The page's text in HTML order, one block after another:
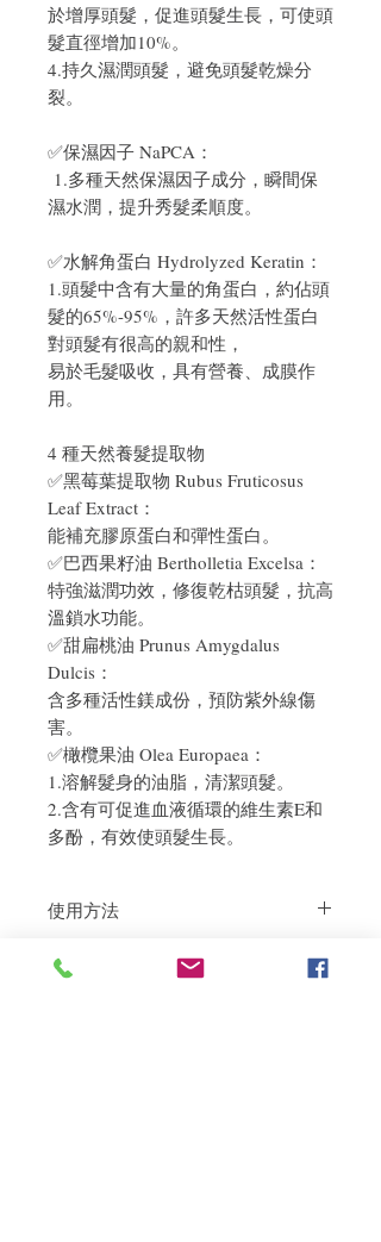
於增厚頭髮，促進頭髮生長，可使頭
髮直徑增加10%。
4.持久濕潤頭髮，避免頭髮乾燥分
裂。
✅保濕因子 NaPCA：
1.多種天然保濕因子成分，瞬間保
濕水潤，提升秀髮柔順度。
✅水解角蛋白 Hydrolyzed Keratin：
1.頭髮中含有大量的角蛋白，約佔頭
髮的65%-95%，許多天然活性蛋白
對頭髮有很高的親和性，
易於毛髮吸收，具有營養、成膜作
用。
4 種天然養髮提取物
✅黑莓葉提取物 Rubus Fruticosus
Leaf Extract：
能補充膠原蛋白和彈性蛋白。
✅巴西果籽油 Bertholletia Excelsa：
特強滋潤功效，修復乾枯頭髮，抗高
溫鎖水功能。
✅甜扁桃油 Prunus Amygdalus
Dulcis：
含多種活性鎂成份，預防紫外線傷
害。
✅橄欖果油 Olea Europaea：
1.溶解髮身的油脂，清潔頭髮。
2.含有可促進血液循環的維生素E和
多酚，有效使頭髮生長。
使用方法
Treatment
退貨政策